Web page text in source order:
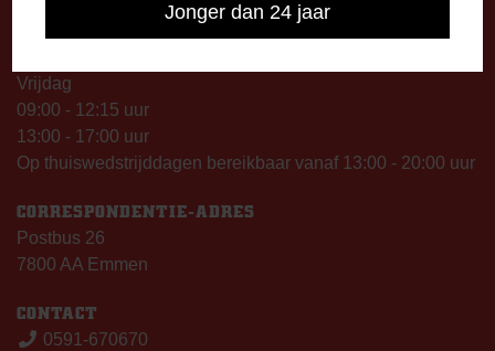
Jonger dan 24 jaar
Vrijdag
09:00 - 12:15 uur
13:00 - 17:00 uur
Op thuiswedstrijddagen bereikbaar vanaf 13:00 - 20:00 uur
CORRESPONDENTIE-ADRES
Postbus 26
7800 AA Emmen
CONTACT
0591-670670